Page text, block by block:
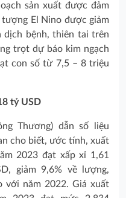
sản xuất được đảm
El Nino được giảm
dịch bệnh, thiên tai trên
trọt dự báo kim ngạch
con số từ 7,5 – 8 triệu
tỷ USD
Thương) dẫn số liệu
cho biết, ước tính, xuất
2023 đạt xấp xỉ 1,61
giảm 9,6% về lượng,
với năm 2022. Giá xuất